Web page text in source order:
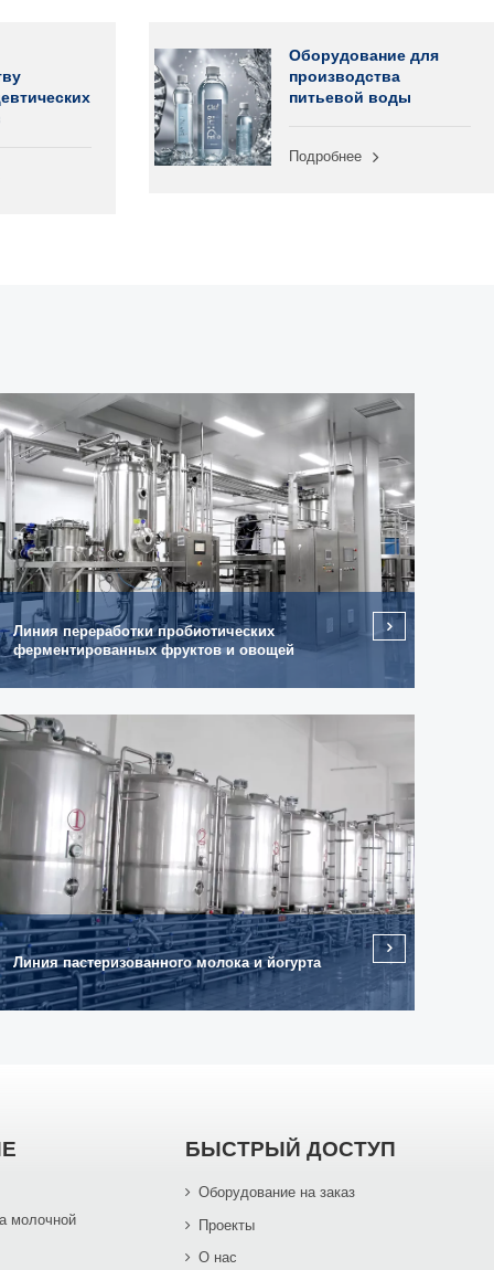
Оборудование для
производства
питьевой воды
Подробнее
Линия переработки пробиотических
ферментированных фруктов и овощей
Линия пастеризованного молока и йогурта
молочной
БЫСТРЫЙ ДОСТУП
Оборудование на заказ
Проекты
О нас